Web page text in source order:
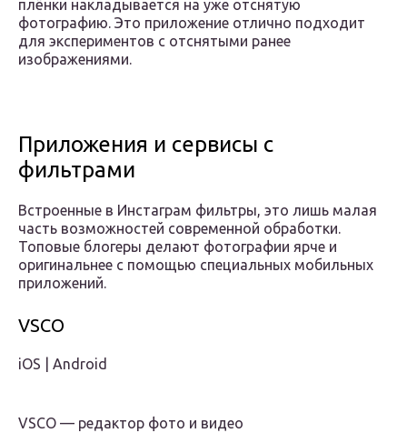
плёнки накладывается на уже отснятую
фотографию. Это приложение отлично подходит
для экспериментов с отснятыми ранее
изображениями.
Приложения и сервисы с
фильтрами
Встроенные в Инстаграм фильтры, это лишь малая
часть возможностей современной обработки.
Топовые блогеры делают фотографии ярче и
оригинальнее с помощью специальных мобильных
приложений.
VSCO
iOS | Android
VSCO — редактор фото и видео